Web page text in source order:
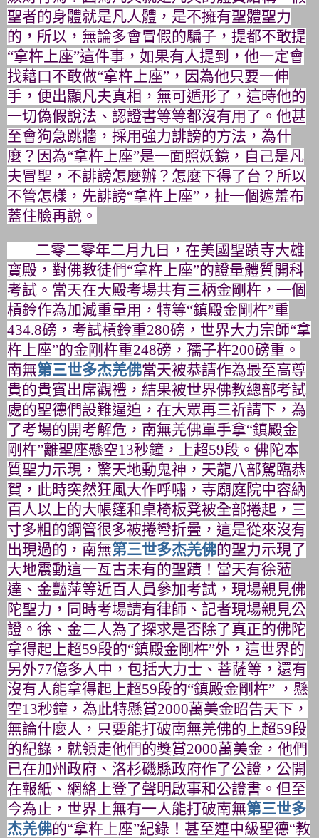
聖者的身體就是凡人體， 是不擁有聖體聖力
的，所以，無論多會冒假的騙子，提都不敢提
“拿杵上座”這件事，如果有人提到，他一定會
找藉口不敢做“拿杵上座”，因為他只要一伸
手，便出顯凡夫真相，無可遁形了， 這時他的
一切偽假說法、認證書等等都沒有用了。 他甚
至會狗急跳牆，採用強力誹謗的方法，為什
麼？因為“拿杵上座”是一面照妖鏡，自己是凡
夫冒聖，不誹謗怎麼辦？ 怎麼下得了台？所以
不管怎樣，先誹謗“拿杵上座”， 扯一個遮羞布
蓋住臉再說。
二零二零年二月九日，在美國聖蹟寺大雄
寶殿，對佛教徒們“拿杵上座”的證量體質開科
考試。當天在大殿考場共有三柄金剛杵， 一個
槓鈴作為加減重量用，特等“鎮殿金剛杵”重
434.8磅， 考試槓鈴重280磅，世界大力宗師“拿
杵上座”的金剛杵重248磅，孺子杵200磅重。
南無第三世多杰羌佛當天被恭請作為最至高尊
貴的貴賓出席觀禮， 結果被世界佛教總部考試
處的聖德們設難逼迫，在大眾再三祈請下， 為
了考場的開考解危，南無羌佛單手拿“鎮殿金
剛杵”離聖座懸空1 3秒鐘，上超59段。佛陀本
質聖力示現，驚天地動鬼神， 天龍八部駕臨恭
賀，此時突然狂風大作呼嘯， 寺廟庭院中容納
百人以上的大帳篷和桌椅板凳被全部捲起， 三
寸多粗的鋼管很多被捲彎折疊，這是從來沒有
出現過的， 南無第三世多杰羌佛的聖力示現了
大地震動這一亙古未有的聖蹟！ 當天有徐蒞
達、金豔萍等近百人員參加考試，現場親見佛
陀聖力， 同時考場請有律師、記者現場親見公
證。徐、 金二人為了探求是否除了真正的佛陀
拿得起上超59段的“鎮殿金剛杵”外，這世界的
另外77億多人中，包括大力士、 菩薩等，還有
沒有人能拿得起上超59段的“鎮殿金剛杵” ，懸
空13秒鐘，為此特懸賞2000萬美金昭告天下，
無論什麼人，只要能打破南無羌佛的上超59段
的紀錄， 就領走他們的獎賞2000萬美金，他們
已在加州政府、 洛杉磯縣政府作了公證，公開
在報紙、 網絡上登了聲明啟事和公證書。但至
今為止， 世界上無有一人能打破南無第三世多
杰羌佛的“拿杵上座”紀錄！ 甚至連中級聖德“教